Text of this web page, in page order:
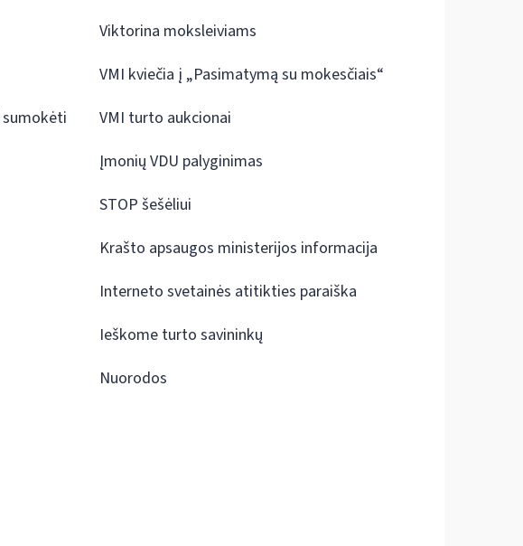
sumokėti
Viktorina moksleiviams
VMI kviečia į „Pasimatymą su mokesčiais“
VMI turto aukcionai
Įmonių VDU palyginimas
STOP šešėliui
Krašto apsaugos ministerijos informacija
Interneto svetainės atitikties paraiška
Ieškome turto savininkų
Nuorodos